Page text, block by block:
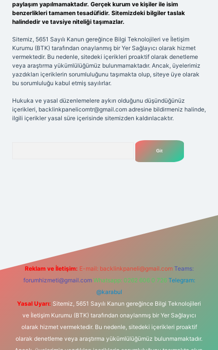
paylaşım yapılmamaktadır. Gerçek kurum ve kişiler ile isim
benzerlikleri tamamen tesadüfidir. Sitemizdeki bilgiler taslak
halindedir ve tavsiye niteliği taşımazlar.
Sitemiz, 5651 Sayılı Kanun gereğince Bilgi Teknolojileri ve İletişim
Kurumu (BTK) tarafından onaylanmış bir Yer Sağlayıcı olarak hizmet
vermektedir. Bu nedenle, sitedeki içerikleri proaktif olarak denetleme
veya araştırma yükümlülüğümüz bulunmamaktadır. Ancak, üyelerimiz
yazdıkları içeriklerin sorumluluğunu taşımakta olup, siteye üye olarak
bu sorumluluğu kabul etmiş sayılırlar.
Hukuka ve yasal düzenlemelere aykırı olduğunu düşündüğünüz
içerikleri, backlinkpanelicomtr@gmail.com adresine bildirmeniz halinde,
ilgili içerikler yasal süre içerisinde sitemizden kaldırılacaktır.
Reklam ve İletişim: E-mail: backlinkpaneli@gmail.com Teams:
forumhizmeti@gmail.com Whatsapp: 0262 606 0 726 Telegram:
@karabul
Yasal Uyarı: Sitemiz, 5651 Sayılı Kanun gereğince Bilgi Teknolojileri
ve İletişim Kurumu (BTK) tarafından onaylanmış bir Yer Sağlayıcı
olarak hizmet vermektedir. Bu nedenle, sitedeki içerikleri proaktif
olarak denetleme veya araştırma yükümlülüğümüz bulunmamaktadır.